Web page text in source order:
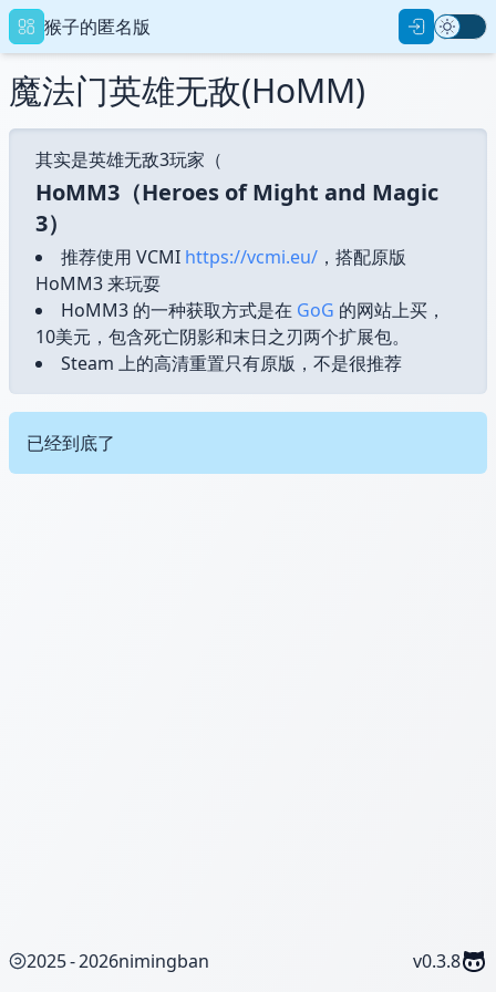
猴子的匿名版
重设密码
用户名
确认密码
魔法门英雄无敌(HoMM)
其实是英雄无敌3玩家（
HoMM3（Heroes of Might and Magic
3）
推荐使用 VCMI https://vcmi.eu/ ，搭配原版
HoMM3 来玩耍
HoMM3 的一种获取方式是在 GoG 的网站上买，
10美元，包含死亡阴影和末日之刃两个扩展包。
Steam 上的高清重置只有原版，不是很推荐
已经到底了
2025 - 2026nimingban v0.3.8